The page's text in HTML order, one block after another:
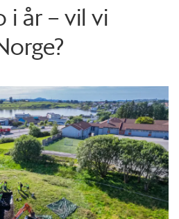
i år – vil vi